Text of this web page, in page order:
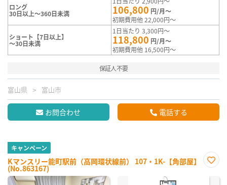
ロング
30日以上～360日未満 106,800 円/月～
初期費用他 22,000円～
ショート【7日以上】
～30日未満
1日当たり 3,300円～
118,800 円/月～
初期費用他 16,500円～
保証人不要
富山県 富山市
お問合わせ 電話する
キャンペーン
Kマンスリー能町駅前（高岡環状線前） 107・1K-【角部屋】
(No.863167)
に入